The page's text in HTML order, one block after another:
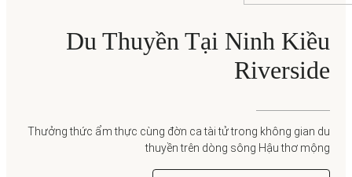
Du Thuyền Tại Ninh Kiều
Riverside
Thưởng thức ẩm thực cùng đờn ca tài tử trong không gian du
thuyền trên dòng sông Hậu thơ mộng